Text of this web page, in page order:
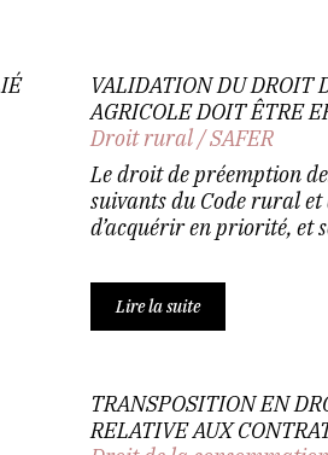
VALIDATION DU DROIT
AGRICOLE DOIT ÊTRE
Droit rural/SAFER
Le droit de préemption
suivants du Code rural
d’acquérir en priorité, et
Lire la suite
TRANSPOSITION EN
RELATIVE AUX